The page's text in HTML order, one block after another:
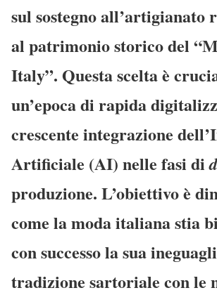
sul sostegno all’artigianato
al patrimonio storico del
Italy”. Questa scelta è
un’epoca di rapida
crescente integrazione dell’
Artificiale (AI) nelle fasi di
produzione. L’obiettivo è
come la moda italiana stia
con successo la sua
tradizione sartoriale con le